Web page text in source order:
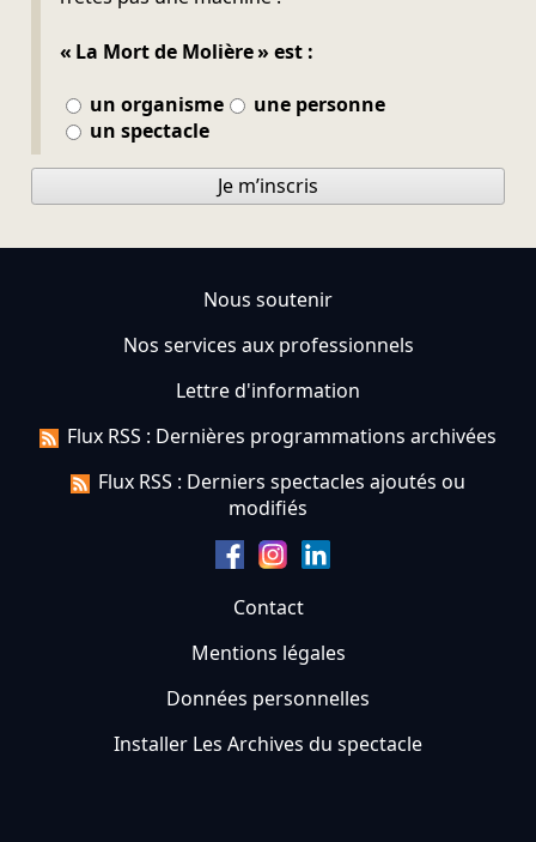
« La Mort de Molière » est :
un organisme
une personne
un spectacle
Je m’inscris
Nous soutenir
Nos services aux professionnels
Lettre d'information
Flux RSS : Dernières programmations archivées
Flux RSS : Derniers spectacles ajoutés ou
modifiés
Contact
Mentions légales
Données personnelles
Installer Les Archives du spectacle